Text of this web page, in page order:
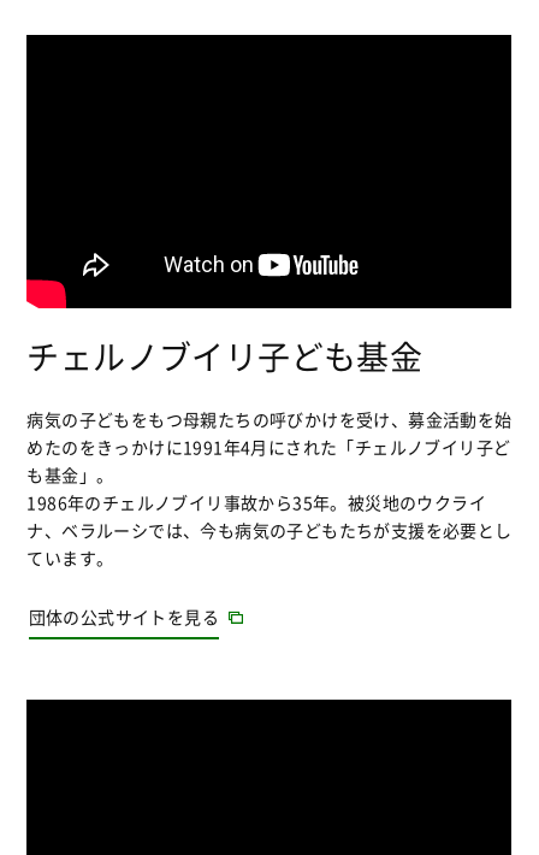
チェルノブイリ子ども基金
病気の子どもをもつ母親たちの呼びかけを受け、募金活動を始
めたのをきっかけに1991年4月にされた「チェルノブイリ子ど
も基金」。
1986年のチェルノブイリ事故から35年。被災地のウクライ
ナ、ベラルーシでは、今も病気の子どもたちが支援を必要とし
ています。
団体の公式サイトを見る